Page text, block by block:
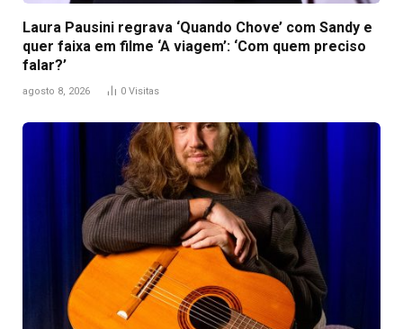
Laura Pausini regrava ‘Quando Chove’ com Sandy e
quer faixa em filme ‘A viagem’: ‘Com quem preciso
falar?’
agosto 8, 2026 0 Visitas